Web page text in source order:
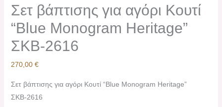
Σετ βάπτισης για αγόρι Κουτί
“Blue Monogram Heritage”
ΣΚΒ-2616
270,00 €
Σετ βάπτισης για αγόρι Κουτί “Blue Monogram Heritage”
ΣΚΒ-2616